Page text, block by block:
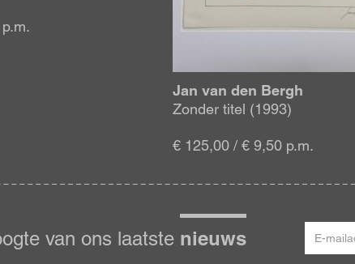
Jan van den Bergh
Zonder titel (1993)
€ 125,00 / € 9,50 p.m.
van ons laatste nieuws
mailadres